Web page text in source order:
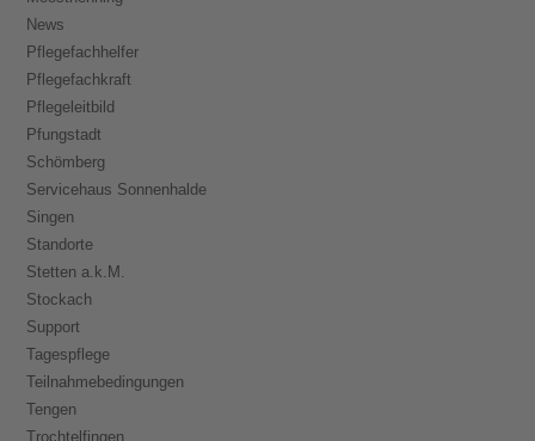
News
Pflegefachhelfer
Pflegefachkraft
Pflegeleitbild
Pfungstadt
Schömberg
Servicehaus Sonnenhalde
Singen
Standorte
Stetten a.k.M.
Stockach
Support
Tagespflege
Teilnahmebedingungen
Tengen
Trochtelfingen